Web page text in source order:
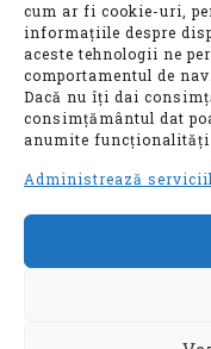
cum ar fi cookie-uri,
informațiile despre
aceste tehnologii ne
comportamentul de
Dacă nu îți dai
consimțământul dat
anumite
Administrează
Achiziționarea
o decizie
investiție
alegere ce vă va
mobilitatea
© Auto